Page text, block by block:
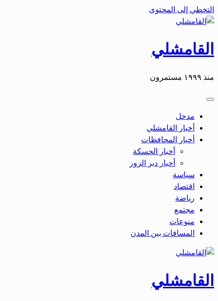
التخطي إلى المحتوى
القامشلي
منذ ١٩٩٩ مستمرون
مدخل
أخبار القامشلي
أخبار المحافظات
أخبار الحسكة
أحبار دير الزور
سياسة
اقتصاد
رياضة
مجتمع
منوعات
المسافات بين المدن
القامشلي